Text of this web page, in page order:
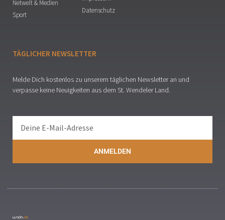
Netwelt & Medien
Sport
Datenschutz
TÄGLICHER NEWSLETTER
Melde Dich kostenlos zu unserem täglichen Newsletter an und
verpasse keine Neuigkeiten aus dem St. Wendeler Land.
ANMELDEN